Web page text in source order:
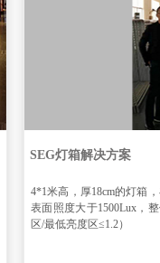
4*1米高，厚18cm的灯箱
表面照度大于1500Lux ，
区/最低亮度区≤1.2）
SEG灯箱解决方案